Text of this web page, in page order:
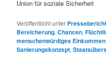
Union für soziale Sicherheit
Veröffentlicht unter
Bereicherung,Chancen,
menschenwürdiges Einkommen
Sanierungskonzept,